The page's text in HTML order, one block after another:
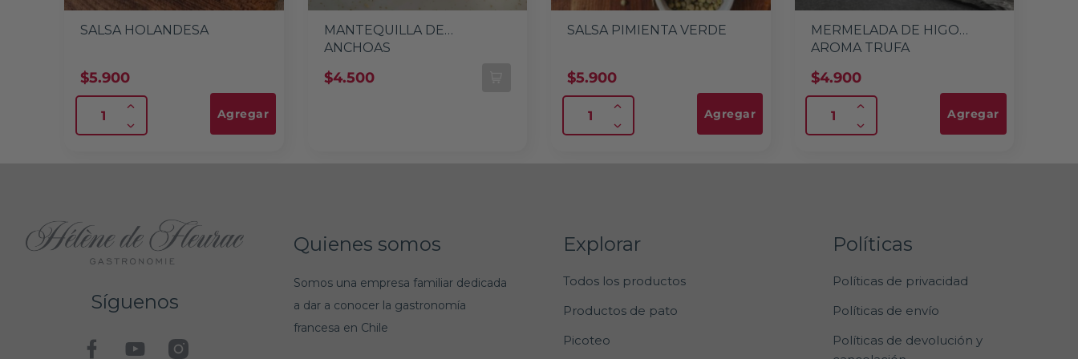
SALSA HOLANDESA
$5.900
Agregar
MANTEQUILLA DE
ANCHOAS
$4.500
SALSA PIMIENTA VERDE
$5.900
Agregar
MERMELADA DE HIGO
AROMA TRUFA
$4.900
Agregar
Síguenos
Quienes somos
Somos una empresa familiar dedicada
a dar a conocer la gastronomía
francesa en Chile
Explorar
Todos los productos
Productos de pato
Picoteo
Políticas
Políticas de privacidad
Políticas de envío
Políticas de devolución y